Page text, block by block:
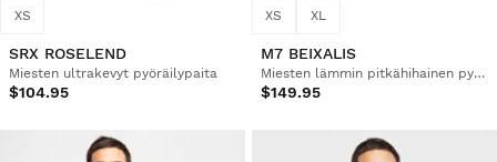
XS
SRX ROSELEND
Miesten ultrakevyt pyöräilypaita
$104.95
XS XL
M7 BEIXALIS
Miesten lämmin pitkähihainen pyöräilypaita
$149.95